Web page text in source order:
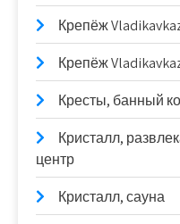
Крепёж
Крепёж
Кресты, банный
Кристалл,
центр
Кристалл, сауна